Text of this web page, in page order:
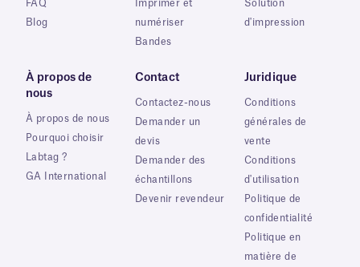
FAQ
Blog
Imprimer et
numériser
Bandes
Solution
d'impression
À propos de
nous
À propos de nous
Pourquoi choisir
Labtag ?
GA International
Contact
Contactez-nous
Demander un
devis
Demander des
échantillons
Devenir revendeur
Juridique
Conditions
générales de
vente
Conditions
d'utilisation
Politique de
confidentialité
Politique en
matière de